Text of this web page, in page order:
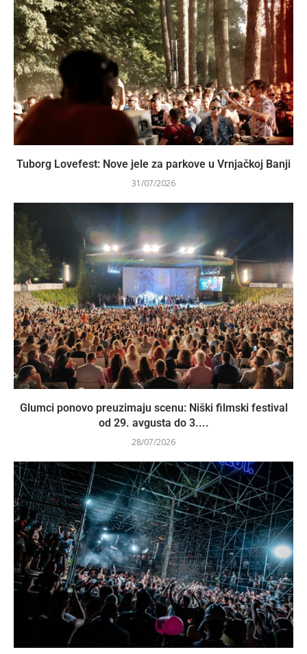
Tuborg Lovefest: Nove jele za parkove u Vrnjačkoj Banji
31/07/2026
Glumci ponovo preuzimaju scenu: Niški filmski festival
od 29. avgusta do 3....
28/07/2026